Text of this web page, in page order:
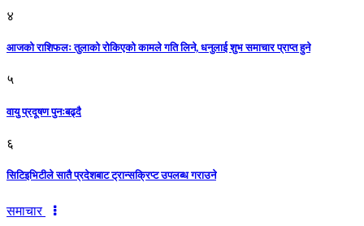
४
आजको राशिफलः तुलाकाे रोकिएको कामले गति लिने, धनुलाई शुभ समाचार प्राप्त हुने
५
वायु प्रदूषण पुनःबढ्दै
६
सिटिइभिटीले सातै प्रदेशबाट ट्रान्सक्रिप्ट उपलब्ध गराउने
समाचार